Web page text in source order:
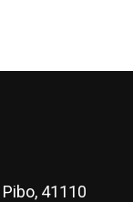
41110